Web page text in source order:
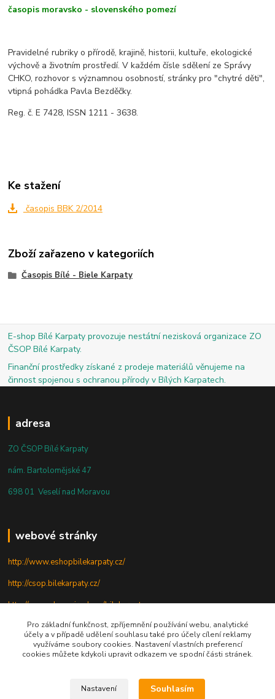
časopis moravsko - slovenského pomezí
Pravidelné rubriky o přírodě, krajině, historii, kultuře, ekologické
výchově a životním prostředí. V každém čísle sdělení ze Správy
CHKO, rozhovor s významnou osobností, stránky pro "chytré děti",
vtipná pohádka Pavla Bezděčky.
Reg. č. E 7428, ISSN 1211 - 3638.
Ke stažení
časopis BBK 2/2014
Zboží zařazeno v kategoriích
Časopis Bílé - Biele Karpaty
E-shop Bílé Karpaty provozuje nestátní nezisková organizace ZO
ČSOP Bílé Karpaty.
Finanční prostředky získané z prodeje materiálů věnujeme na
činnost spojenou s ochranou přírody v Bílých Karpatech.
adresa
ZO ČSOP Bílé Karpaty
nám. Bartolomějské 47
698 01 Veselí nad Moravou
webové stránky
http://www.eshopbilekarpaty.cz/
http://csop.bilekarpaty.cz/
http://www.dumprirody.cz/bilekarpaty
telefon
Pro základní funkčnost, zpříjemnění používání webu, analytické
účely a v případě udělení souhlasu také pro účely cílení reklamy
využíváme soubory cookies. Nastavení vlastních preferencí
cookies můžete kdykoli upravit odkazem ve spodní části stránek.
Nastavení Souhlasím